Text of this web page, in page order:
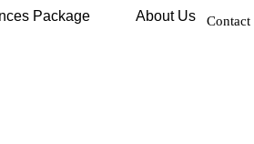
Package About Us Contact